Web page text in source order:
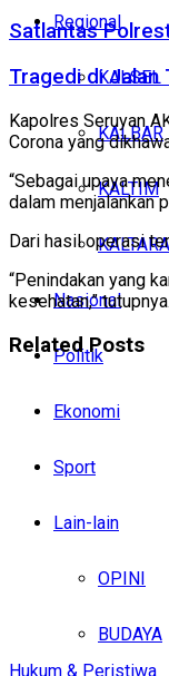
Regional
KALSEL
KALBAR
KALTIM
KALTARA
Nasional
Politik
Ekonomi
Sport
Lain-lain
OPINI
BUDAYA
Satlantas
Tragedi di Jalan
Kapolres Seruyan
Corona yang
“Sebagai upaya
dalam menjalankan
Dari hasil operasi
“Penindakan yang
kesehatan,”
RelatedPosts
Hukum & Peristiwa